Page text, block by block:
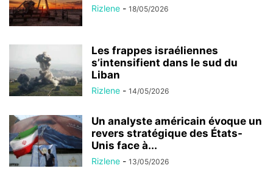
Rizlene - 18/05/2026
Les frappes israéliennes
s’intensifient dans le sud du
Liban
Rizlene - 14/05/2026
Un analyste américain évoque un
revers stratégique des États-
Unis face à...
Rizlene - 13/05/2026